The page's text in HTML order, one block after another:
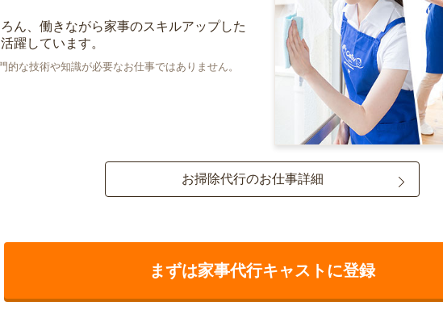
ん、働きながら家事のスキルアップした
躍しています。
的な技術や知識が必要なお仕事ではありません。
お掃除代行のお仕事詳細
まずは家事代行キャストに登録